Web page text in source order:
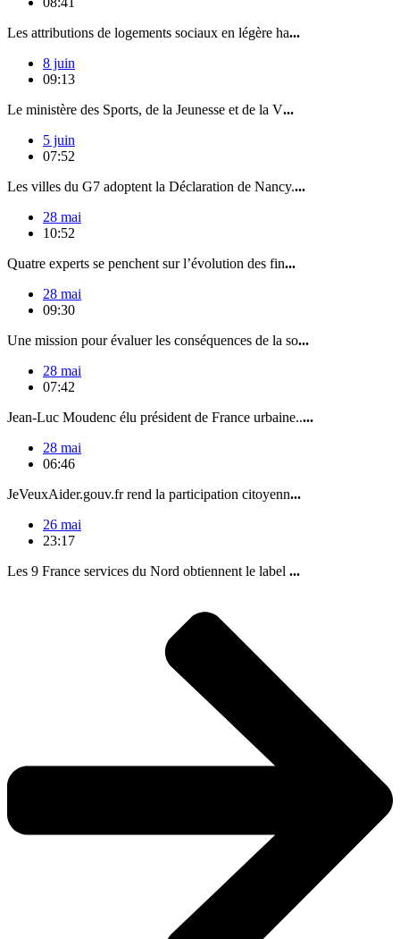
Les attributions de logements sociaux en légère ha...
8 juin
09:13
Le ministère des Sports, de la Jeunesse et de la V...
5 juin
07:52
Les villes du G7 adoptent la Déclaration de Nancy....
28 mai
10:52
Quatre experts se penchent sur l’évolution des fin...
28 mai
09:30
Une mission pour évaluer les conséquences de la so...
28 mai
07:42
Jean-Luc Moudenc élu président de France urbaine.....
28 mai
06:46
JeVeuxAider.gouv.fr rend la participation citoyenn...
26 mai
23:17
Les 9 France services du Nord obtiennent le label ...